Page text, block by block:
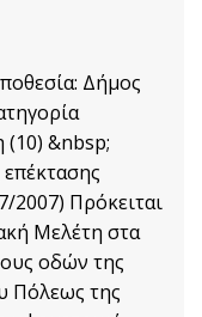
Δήμος
(10) &nbsp;
2007) Πρόκειται
Μελέτη στα
οδών της
Πόλεως της